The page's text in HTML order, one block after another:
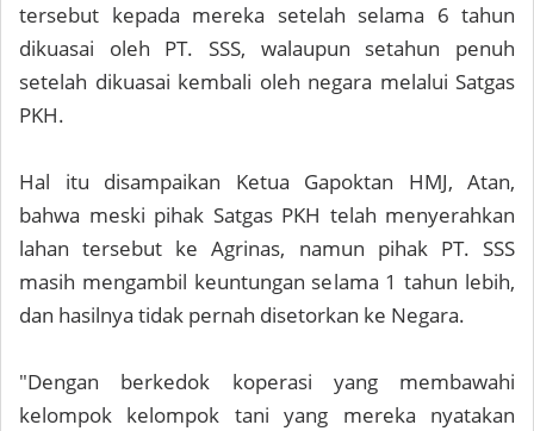
tersebut kepada mereka setelah selama 6 tahun
dikuasai oleh PT. SSS, walaupun setahun penuh
setelah dikuasai kembali oleh negara melalui Satgas
PKH.
Hal itu disampaikan Ketua Gapoktan HMJ, Atan,
bahwa meski pihak Satgas PKH telah menyerahkan
lahan tersebut ke Agrinas, namun pihak PT. SSS
masih mengambil keuntungan selama 1 tahun lebih,
dan hasilnya tidak pernah disetorkan ke Negara.
"Dengan berkedok koperasi yang membawahi
kelompok kelompok tani yang mereka nyatakan